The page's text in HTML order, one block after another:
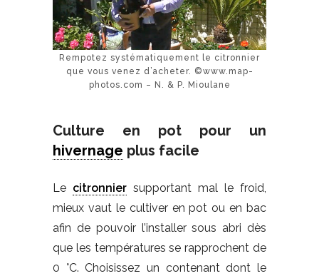
Rempotez systématiquement le citronnier
que vous venez d’acheter. ©www.map-
photos.com – N. & P. Mioulane
Culture en pot pour un
hivernage plus facile
Le citronnier supportant mal le froid,
mieux vaut le cultiver en pot ou en bac
afin de pouvoir l’installer sous abri dès
que les températures se rapprochent de
0 °C. Choisissez un contenant dont le